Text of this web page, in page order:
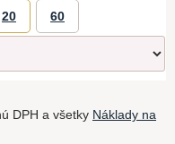
20 60
DPH a všetky Náklady na